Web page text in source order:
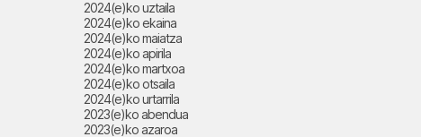
2024(e)ko uztaila
2024(e)ko ekaina
2024(e)ko maiatza
2024(e)ko apirila
2024(e)ko martxoa
2024(e)ko otsaila
2024(e)ko urtarrila
2023(e)ko abendua
2023(e)ko azaroa